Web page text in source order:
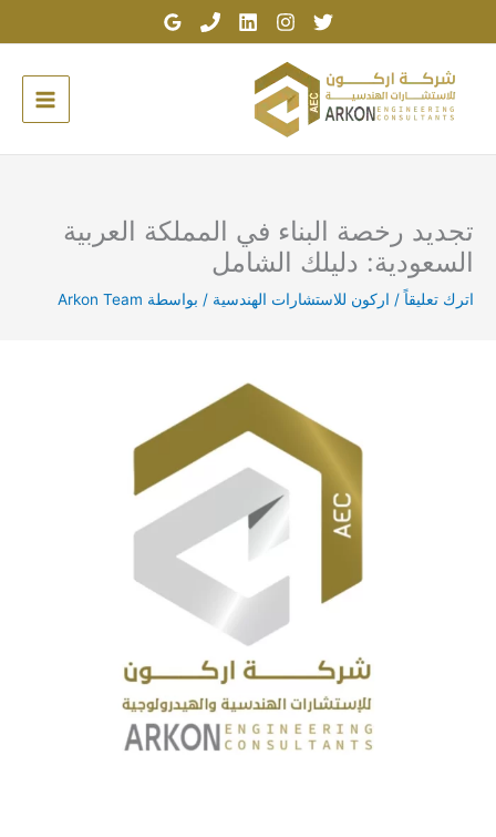
تجديد رخصة البناء في المملكة العربية
السعودية: دليلك الشامل
اترك تعليقاً / اركون للاستشارات الهندسية / بواسطة Arkon Team